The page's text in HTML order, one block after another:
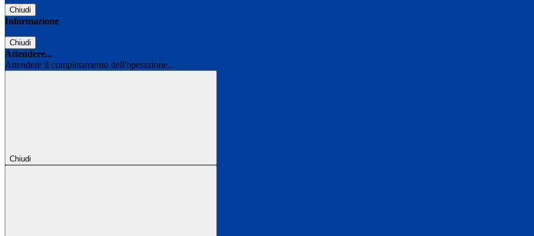
Chiudi
Informazione
Chiudi
Attendere...
Attendere il completamento dell'operazione...
Chiudi